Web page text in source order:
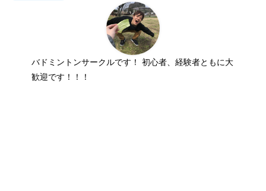
バドミントンサークルです！
初心者、経験者ともに大
歓迎です！！！